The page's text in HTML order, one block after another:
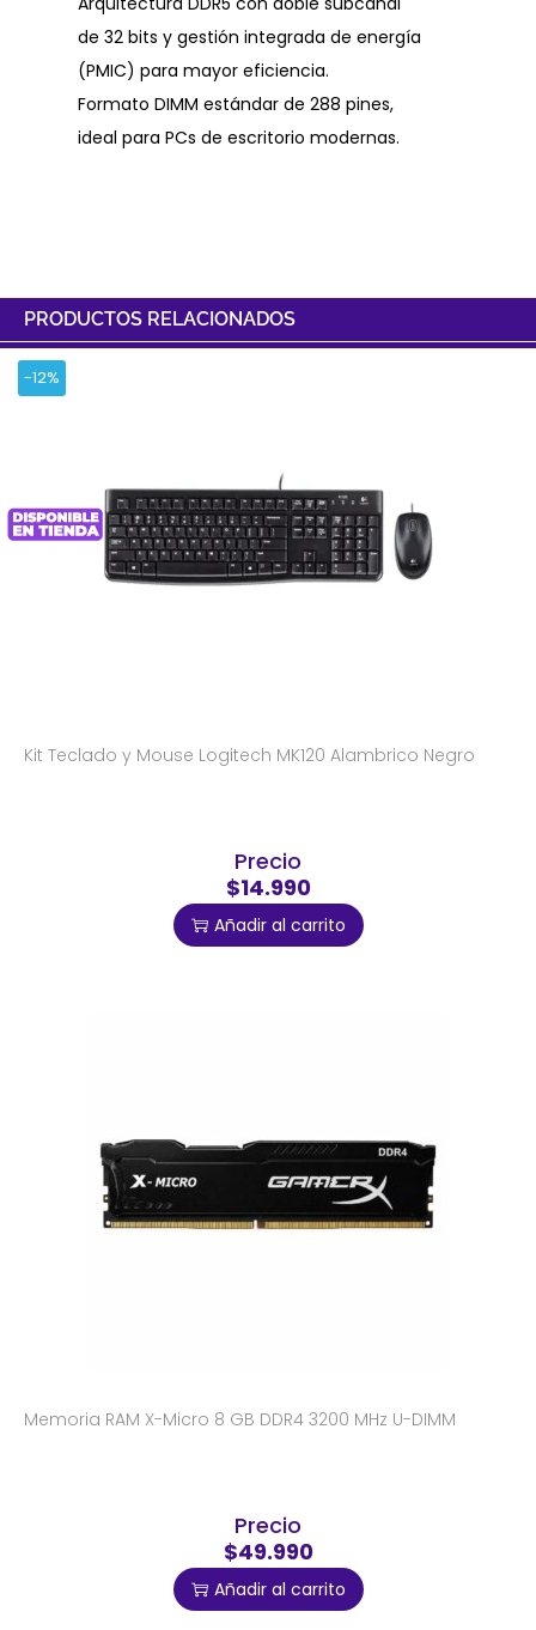
de 32 bits y gestión integrada de energía
(PMIC) para mayor eficiencia.
Formato DIMM estándar de 288 pines,
ideal para PCs de escritorio modernas.
PRODUCTOS RELACIONADOS
-12%
Kit Teclado y Mouse Logitech MK120 Alambrico Negro
Precio
$14.990
Añadir al carrito
Memoria RAM X-Micro 8 GB DDR4 3200 MHz U-DIMM
Precio
$49.990
Añadir al carrito